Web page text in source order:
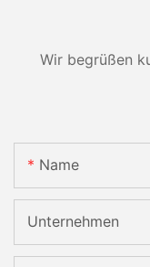
Wir begrüßen
Name
Unternehmen